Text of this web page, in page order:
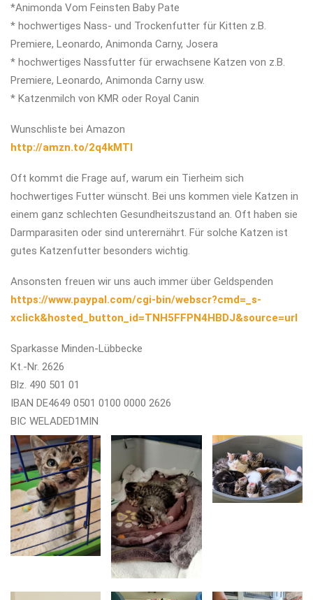
*Animonda Vom Feinsten Baby Pate
* hochwertiges Nass- und Trockenfutter für Kitten z.B.
Premiere, Leonardo, Animonda Carny, Josera
* hochwertiges Nassfutter für erwachsene Katzen von z.B.
Premiere, Leonardo, Animonda Carny usw.
* Katzenmilch von KMR oder Royal Canin
Wunschliste bei Amazon
http://amzn.to/2q4kMTl
Oft kommt die Frage auf, warum ein Tierheim sich
hochwertiges Futter wünscht. Bei uns kommen viele Katzen in
einem ganz schlechten Gesundheitszustand an. Oft haben sie
Darmparasiten oder sind unterernährt. Für solche Katzen ist
gutes Katzenfutter besonders wichtig.
Ansonsten freuen wir uns auch immer über Geldspenden
https://www.paypal.com/cgi-bin/webscr?cmd=_s-
xclick&hosted_button_id=TNH5FFPN4HBDJ&source=url
Sparkasse Minden-Lübbecke
Kt.-Nr. 2626
Blz. 490 501 01
IBAN DE4649 0501 0100 0000 2626
BIC WELADED1MIN